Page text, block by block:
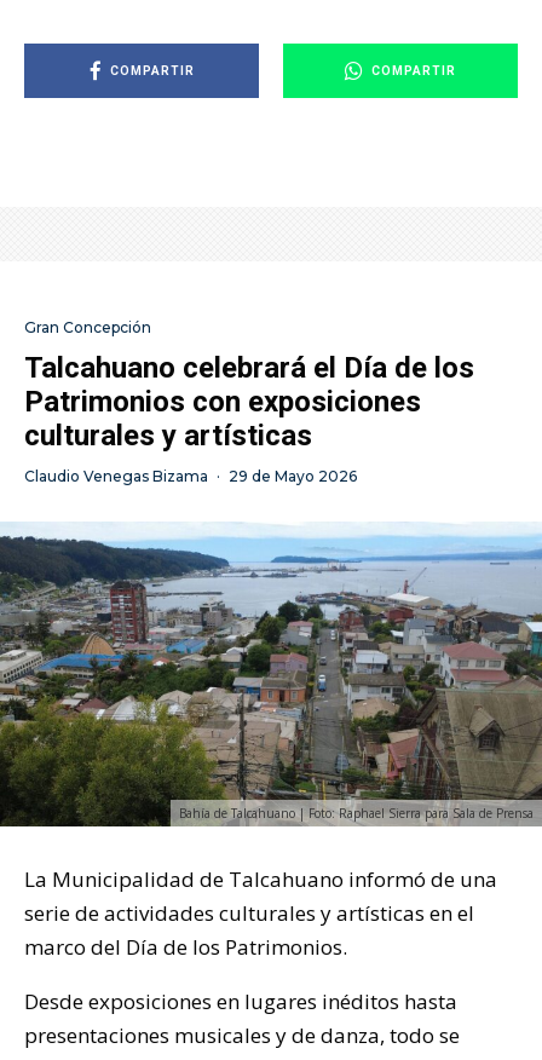
COMPARTIR COMPARTIR
Gran Concepción
Talcahuano celebrará el Día de los
Patrimonios con exposiciones
culturales y artísticas
Claudio Venegas Bizama · 29 de Mayo 2026
Bahía de Talcahuano | Foto: Raphael Sierra para Sala de Prensa
La Municipalidad de Talcahuano informó de una
serie de actividades culturales y artísticas en el
marco del Día de los Patrimonios.
Desde exposiciones en lugares inéditos hasta
presentaciones musicales y de danza, todo se